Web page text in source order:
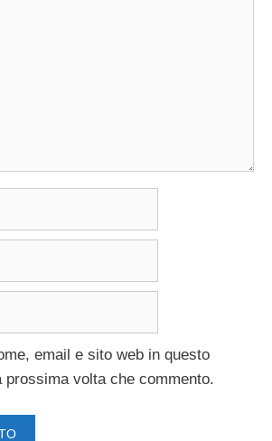
email e sito web in questo
prossima volta che commento.